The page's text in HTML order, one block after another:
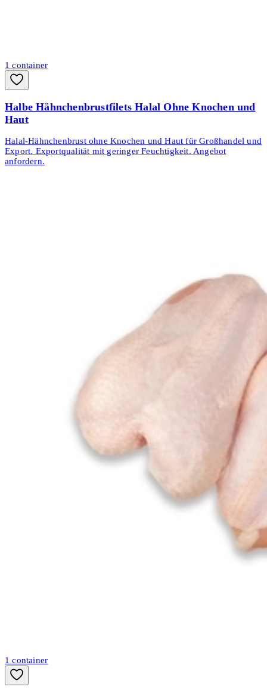
1container
Halbe Hähnchenbrustfilets Halal Ohne Knochen und
Haut
Halal-Hähnchenbrust ohne Knochen und Haut für Großhandel und
Export. Exportqualität mit geringer Feuchtigkeit. Angebot
anfordern.
1container